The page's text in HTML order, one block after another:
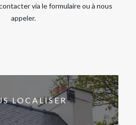
via le formulaire ou à nous
appeler.
LOCALISER